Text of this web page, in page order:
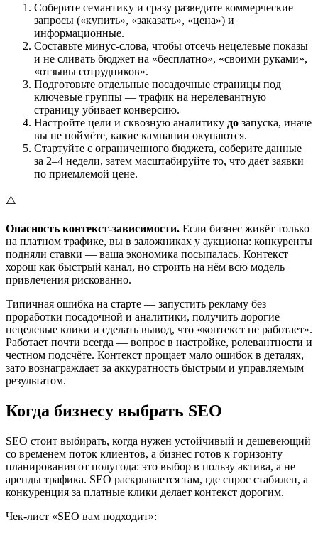
Соберите семантику и сразу разведите коммерческие
запросы («купить», «заказать», «цена») и
информационные.
Составьте минус-слова, чтобы отсечь нецелевые показы
и не сливать бюджет на «бесплатно», «своими руками»,
«отзывы сотрудников».
Подготовьте отдельные посадочные страницы под
ключевые группы — трафик на нерелевантную
страницу убивает конверсию.
Настройте цели и сквозную аналитику до запуска, иначе
вы не поймёте, какие кампании окупаются.
Стартуйте с ограниченного бюджета, соберите данные
за 2–4 недели, затем масштабируйте то, что даёт заявки
по приемлемой цене.
⚠️
Опасность контекст-зависимости. Если бизнес живёт только
на платном трафике, вы в заложниках у аукциона: конкуренты
подняли ставки — ваша экономика посыпалась. Контекст
хорош как быстрый канал, но строить на нём всю модель
привлечения рискованно.
Типичная ошибка на старте — запустить рекламу без
проработки посадочной и аналитики, получить дорогие
нецелевые клики и сделать вывод, что «контекст не работает».
Работает почти всегда — вопрос в настройке, релевантности и
честном подсчёте. Контекст прощает мало ошибок в деталях,
зато вознаграждает за аккуратность быстрым и управляемым
результатом.
Когда бизнесу выбрать SEO
SEO стоит выбирать, когда нужен устойчивый и дешевеющий
со временем поток клиентов, а бизнес готов к горизонту
планирования от полугода: это выбор в пользу актива, а не
аренды трафика. SEO раскрывается там, где спрос стабилен, а
конкуренция за платные клики делает контекст дорогим.
Чек-лист «SEO вам подходит»: